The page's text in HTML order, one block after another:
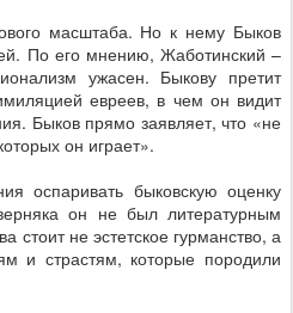
масштаба. Но к нему Быков
По его мнению, Жаботинский –
ужасен. Быкову претит
евреев, в чем он видит
Быков прямо заявляет, что «не
он играет».
оспаривать быковскую оценку
он не был литературным
стоит не эстетское гурманство, а
и страстям, которые породили